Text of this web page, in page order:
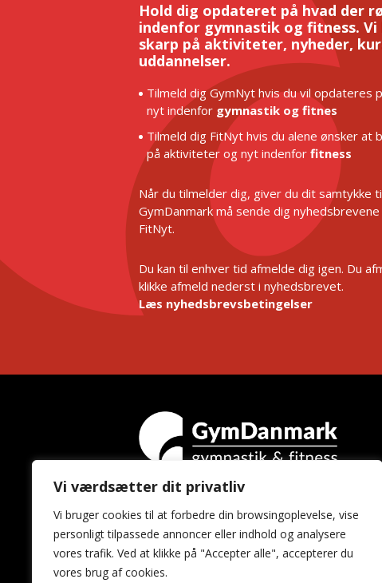
Vi værdsætter dit privatliv
Vi bruger cookies til at forbedre din browsingoplevelse, vise
personligt tilpassede annoncer eller indhold og analysere
vores trafik. Ved at klikke på "Accepter alle", accepterer du
vores brug af cookies.
Hold dig opdateret på hvad der
indenfor gymnastik og fitness. Vi
skarp på aktiviteter, nyheder,
uddannelser.
Tilmeld dig GymNyt hvis du vil opdateres
nyt indenfor gymnastik og fitnes
Tilmeld dig FitNyt hvis du alene ønsker at
på aktiviteter og nyt indenfor fitness
Når du tilmelder dig, giver du dit samtykke
GymDanmark må sende dig
FitNyt.
Du kan til enhver tid afmelde dig igen. Du
klikke afmeld nederst i nyhedsbrevet.
Læs nyhedsbrevsbetingelser
GymDanmark
Idrættens Hus
Brøndby Stadion 20
2605 Brøndby